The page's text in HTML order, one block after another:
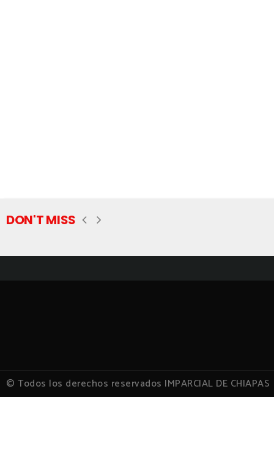
DON'T MISS
© Todos los derechos reservados IMPARCIAL DE CHIAPAS